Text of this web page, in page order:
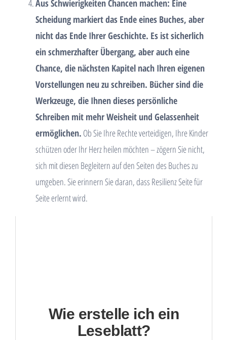
Aus Schwierigkeiten Chancen machen: Eine
Scheidung markiert das Ende eines Buches, aber
nicht das Ende Ihrer Geschichte. Es ist sicherlich
ein schmerzhafter Übergang, aber auch eine
Chance, die nächsten Kapitel nach Ihren eigenen
Vorstellungen neu zu schreiben. Bücher sind die
Werkzeuge, die Ihnen dieses persönliche
Schreiben mit mehr Weisheit und Gelassenheit
ermöglichen. Ob Sie Ihre Rechte verteidigen, Ihre Kinder
schützen oder Ihr Herz heilen möchten – zögern Sie nicht,
sich mit diesen Begleitern auf den Seiten des Buches zu
umgeben. Sie erinnern Sie daran, dass Resilienz Seite für
Seite erlernt wird.
Wie erstelle ich ein
Leseblatt?